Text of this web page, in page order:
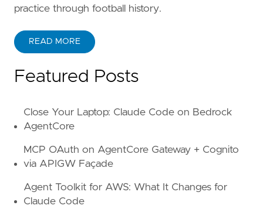
practice through football history.
READ MORE
ABOUT KANE ZHU
Featured Posts
Close Your Laptop: Claude Code on Bedrock
AgentCore
MCP OAuth on AgentCore Gateway + Cognito
via APIGW Façade
Agent Toolkit for AWS: What It Changes for
Claude Code